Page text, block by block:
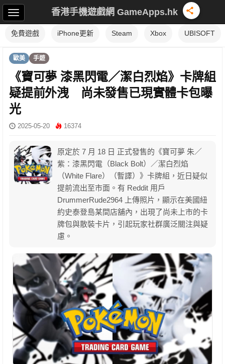
香港手機遊戲網 GameApps.hk
免費遊戲 iPhone更新 Steam Xbox UBISOFT
歐美 手遊
《寶可夢 漆黑閃電／潔白烈焰》卡牌組
疑提前外洩 尚未發售已現實體卡包曝
光
2025-05-20 16374
原定於 7 月 18 日 正式發售的《寶可夢 朱／
紫：漆黑閃電（Black Bolt）／潔白烈焰
（White Flare）（暫譯）》卡牌組，近日疑似
提前流出至市面。有 Reddit 用戶
DrummerRude2964 上傳照片，顯示在美國紐
約史泰登島某間店舖內，出現了尚未上市的卡
牌包與散裝卡片，引起玩家社群廣泛關注與疑
慮。